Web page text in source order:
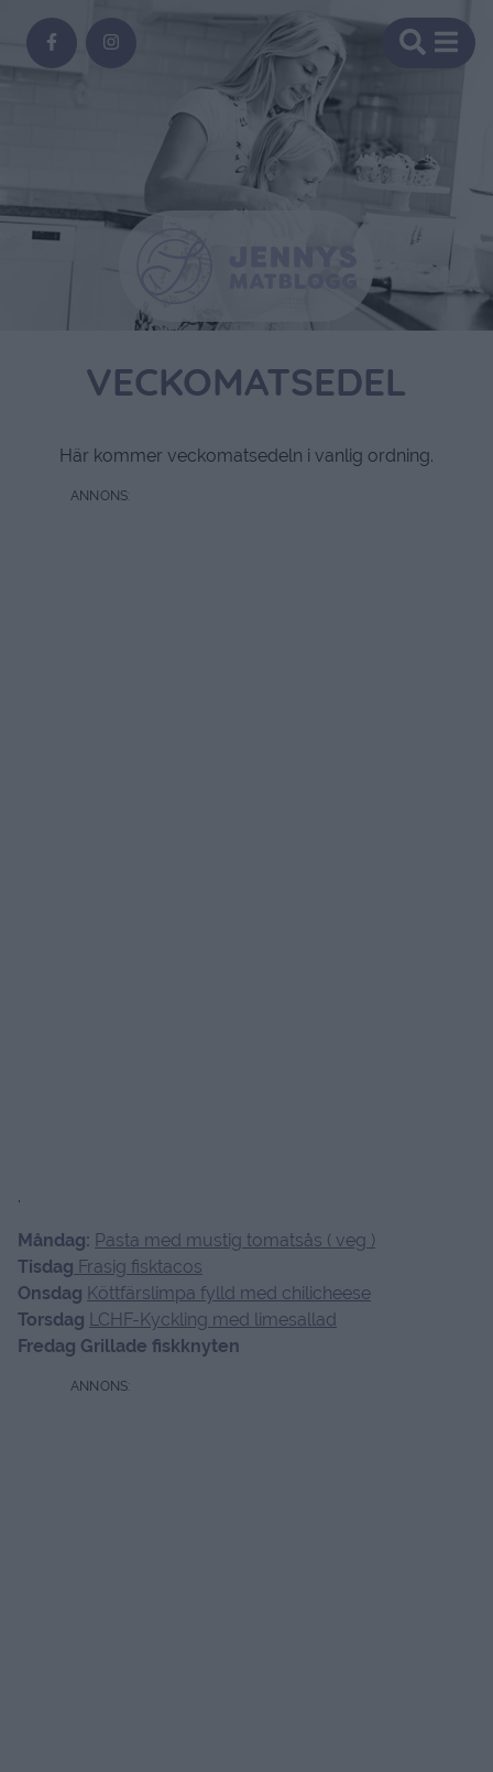
VECKOMATSEDEL
Här kommer veckomatsedeln i vanlig ordning.
.
Måndag: Pasta med mustig tomatsås ( veg )
Tisdag Frasig fisktacos
Onsdag Köttfärslimpa fylld med chilicheese
Torsdag LCHF-Kyckling med limesallad
Fredag Grillade fiskknyten